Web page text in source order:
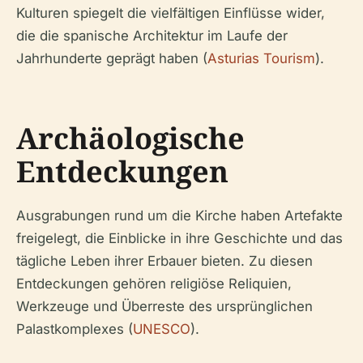
Kulturen spiegelt die vielfältigen Einflüsse wider,
die die spanische Architektur im Laufe der
Jahrhunderte geprägt haben (Asturias Tourism).
Archäologische
Entdeckungen
Ausgrabungen rund um die Kirche haben Artefakte
freigelegt, die Einblicke in ihre Geschichte und das
tägliche Leben ihrer Erbauer bieten. Zu diesen
Entdeckungen gehören religiöse Reliquien,
Werkzeuge und Überreste des ursprünglichen
Palastkomplexes (UNESCO).